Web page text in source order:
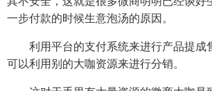
一步付款的时候生意泡汤的原因。
利用平台的支付系统来进行产品提成
可以利用别的大咖资源来进行分销。